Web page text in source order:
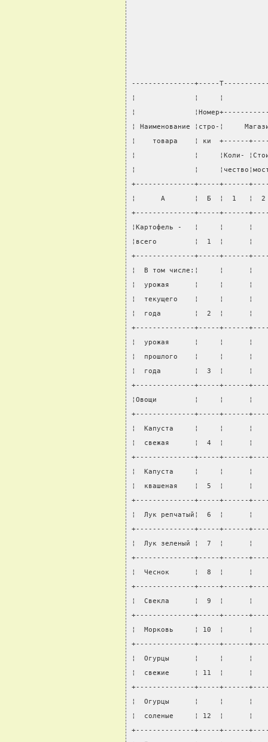
---------------+-----
¦              ¦     ¦
¦
¦ Наименование ¦стро-¦
¦    товара    ¦ ки  +------
¦              ¦     ¦Коли- ¦Стои-
¦              ¦     ¦чество¦мость¦
+--------------+-----+------
¦      А       ¦  Б  ¦  1   ¦  2
+--------------+-----+------
¦Картофель -   ¦     ¦
¦всего         ¦  1  ¦
+--------------+-----+------
¦  В том числе:¦     ¦
¦  урожая      ¦     ¦
¦  текущего    ¦     ¦
¦  года        ¦  2  ¦
+--------------+-----+------
¦  урожая      ¦     ¦
¦  прошлого    ¦     ¦
¦  года        ¦  3  ¦
+--------------+-----+------
¦Овощи         ¦     ¦
+--------------+-----+------
¦  Капуста     ¦     ¦
¦  свежая      ¦  4  ¦
+--------------+-----+------
¦  Капуста     ¦     ¦
¦  квашеная    ¦  5  ¦
+--------------+-----+------
¦  Лук репчатый¦  6  ¦
+--------------+-----+------
¦  Лук зеленый ¦  7  ¦
+--------------+-----+------
¦  Чеснок      ¦  8  ¦
+--------------+-----+------
¦  Свекла      ¦  9  ¦
+--------------+-----+------
¦  Морковь     ¦ 10  ¦
+--------------+-----+------
¦  Огурцы      ¦     ¦
¦  свежие      ¦ 11  ¦
+--------------+-----+------
¦  Огурцы      ¦     ¦
¦  соленые     ¦ 12  ¦
+--------------+-----+------